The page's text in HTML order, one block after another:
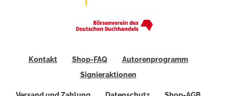
Kontakt Shop-FAQ
Autorenprogramm
Signieraktionen